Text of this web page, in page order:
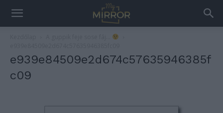
e939e84509e2d674c57635946385f
c09